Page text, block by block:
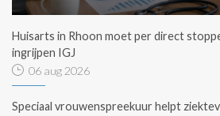
Huisarts in Rhoon moet per direct
ingrijpen IGJ
06 aug 2026
Speciaal vrouwenspreekuur helpt